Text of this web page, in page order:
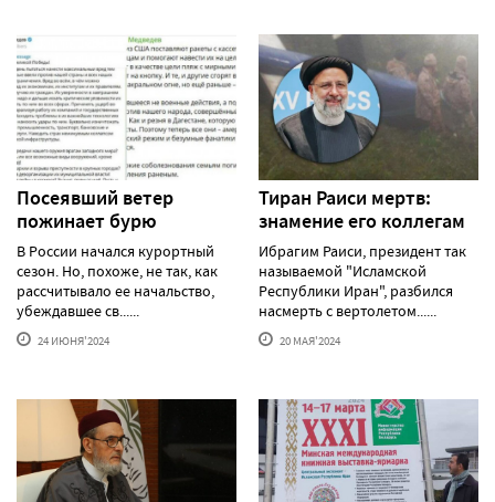
Посеявший ветер
пожинает бурю
В России начался курортный
сезон. Но, похоже, не так, как
рассчитывало ее начальство,
убеждавшее св......
24 ИЮНЯ'2024
Тиран Раиси мертв:
знамение его коллегам
Ибрагим Раиси, президент так
называемой "Исламской
Республики Иран", разбился
насмерть с вертолетом......
20 МАЯ'2024